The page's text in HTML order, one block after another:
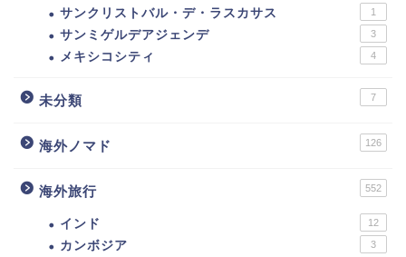
サンクリストバル・デ・ラスカサス 1
サンミゲルデアジェンデ 3
メキシコシティ 4
未分類 7
海外ノマド 126
海外旅行 552
インド 12
カンボジア 3